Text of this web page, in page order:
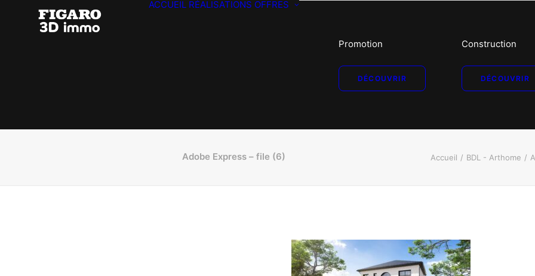
ACCUEIL RÉALISATIONS OFFRES
Promotion
DÉCOUVRIR
Construction
DÉCOUVRIR
Adobe Express – file (6) Accueil BDL - Arthome